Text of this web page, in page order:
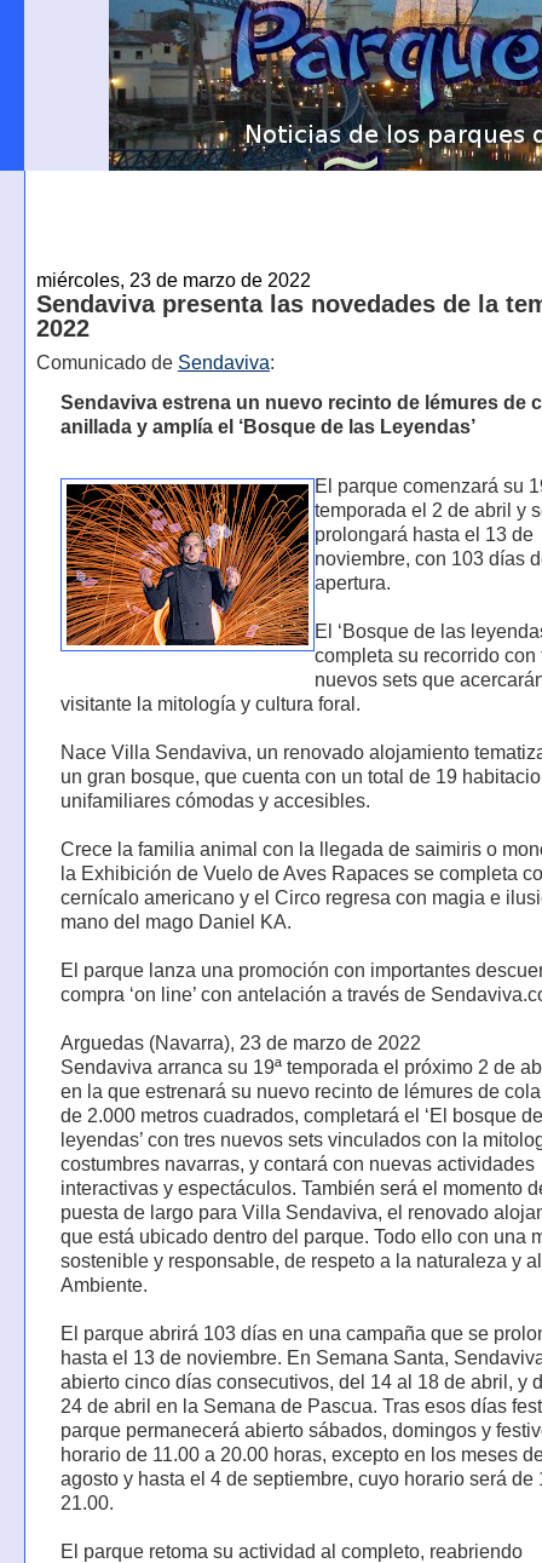
miércoles, 23 de marzo de 2022
Sendaviva presenta las novedades de la
2022
Comunicado de Sendaviva:
Sendaviva estrena un nuevo recinto de lémures de
anillada y amplía el ‘Bosque de las Leyendas’
El parque comenzará su
temporada el 2 de abril y
prolongará hasta el 13 de
noviembre, con 103 días
apertura.
El ‘Bosque de las
completa su recorrido con
nuevos sets que
visitante la mitología y cultura foral.
Nace Villa Sendaviva, un renovado alojamiento
un gran bosque, que cuenta con un total de 19
unifamiliares cómodas y accesibles.
Crece la familia animal con la llegada de saimiris o
la Exhibición de Vuelo de Aves Rapaces se completa
cernícalo americano y el Circo regresa con magia e
mano del mago Daniel KA.
El parque lanza una promoción con importantes
compra ‘on line’ con antelación a través de
Arguedas (Navarra), 23 de marzo de 2022
Sendaviva arranca su 19ª temporada el próximo 2 de
en la que estrenará su nuevo recinto de lémures de
de 2.000 metros cuadrados, completará el ‘El bosque
leyendas’ con tres nuevos sets vinculados con la
costumbres navarras, y contará con nuevas actividades
interactivas y espectáculos. También será el momento
puesta de largo para Villa Sendaviva, el renovado
que está ubicado dentro del parque. Todo ello con una
sostenible y responsable, de respeto a la naturaleza y
Ambiente.
El parque abrirá 103 días en una campaña que se
hasta el 13 de noviembre. En Semana Santa,
abierto cinco días consecutivos, del 14 al 18 de abril, y
24 de abril en la Semana de Pascua. Tras esos días
parque permanecerá abierto sábados, domingos y
horario de 11.00 a 20.00 horas, excepto en los meses
agosto y hasta el 4 de septiembre, cuyo horario será de
21.00.
El parque retoma su actividad al completo, reabriendo